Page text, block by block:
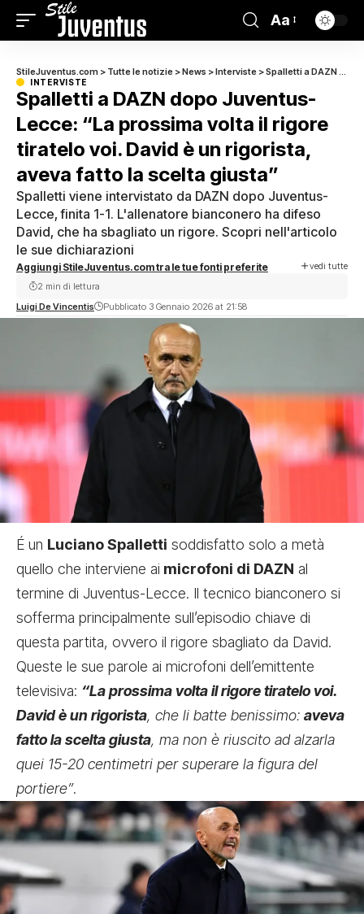
Aa
StileJuventus.com > Tutte le notizie >News >Interviste >Spalletti a DAZN dopo Juventus-Lecce: “La prossima volta il rigore tiratelo voi. David è un rigorista, aveva fatto la scelta giusta”
INTERVISTE
Spalletti a DAZN dopo Juventus-
Lecce: “La prossima volta il rigore
tiratelo voi. David è un rigorista,
aveva fatto la scelta giusta”
Spalletti viene intervistato da DAZN dopo Juventus-
Lecce, finita 1-1. L'allenatore bianconero ha difeso
David, che ha sbagliato un rigore. Scopri nell'articolo
le sue dichiarazioni
Aggiungi StileJuventus.com tra le tue fonti preferite vedi tutte
Luigi De Vincentis Pubblicato 3 Gennaio 2026 at 21:58
2 min di lettura
É un Luciano Spalletti soddisfatto solo a metà
quello che interviene ai microfoni di DAZN al
termine di Juventus-Lecce. Il tecnico bianconero si
sofferma principalmente sull’episodio chiave di
questa partita, ovvero il rigore sbagliato da David.
Queste le sue parole ai microfoni dell’emittente
televisiva: “La prossima volta il rigore tiratelo voi.
David è un rigorista, che li batte benissimo: aveva
fatto la scelta giusta, ma non è riuscito ad alzarla
quei 15-20 centimetri per superare la figura del
portiere”.